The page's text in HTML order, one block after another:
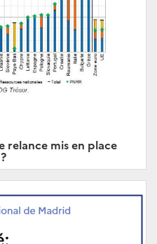
relance mis en place